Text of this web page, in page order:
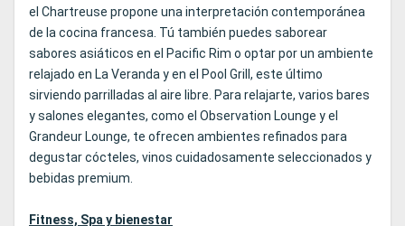
el Chartreuse propone una interpretación contemporánea
de la cocina francesa. Tú también puedes saborear
sabores asiáticos en el Pacific Rim o optar por un ambiente
relajado en La Veranda y en el Pool Grill, este último
sirviendo parrilladas al aire libre. Para relajarte, varios bares
y salones elegantes, como el Observation Lounge y el
Grandeur Lounge, te ofrecen ambientes refinados para
degustar cócteles, vinos cuidadosamente seleccionados y
bebidas premium.
Fitness, Spa y bienestar